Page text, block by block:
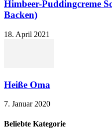
Himbeer-Puddingcreme
Backen)
18. April 2021
Heiße Oma
7. Januar 2020
Beliebte Kategorie